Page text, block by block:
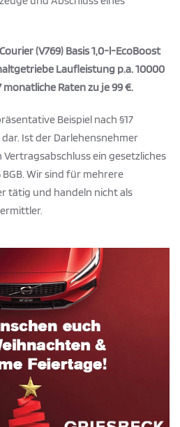
(V769) Basis 1,0-l-EcoBoost
Laufleistung p.a. 10000
Raten zu je 99 €.
Beispiel nach §17
Ist der Darlehensnehmer
ein gesetzliches
Wir sind für mehrere
tätig und handeln nicht als